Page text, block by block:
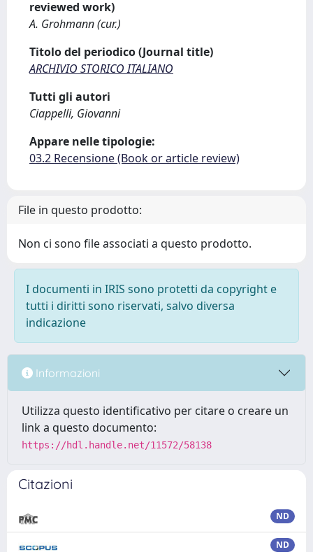
reviewed work)
A. Grohmann (cur.)
Titolo del periodico (Journal title)
ARCHIVIO STORICO ITALIANO
Tutti gli autori
Ciappelli, Giovanni
Appare nelle tipologie:
03.2 Recensione (Book or article review)
File in questo prodotto:
Non ci sono file associati a questo prodotto.
I documenti in IRIS sono protetti da copyright e
tutti i diritti sono riservati, salvo diversa
indicazione
Informazioni
Utilizza questo identificativo per citare o creare un
link a questo documento:
https://hdl.handle.net/11572/58138
Citazioni
ND
ND